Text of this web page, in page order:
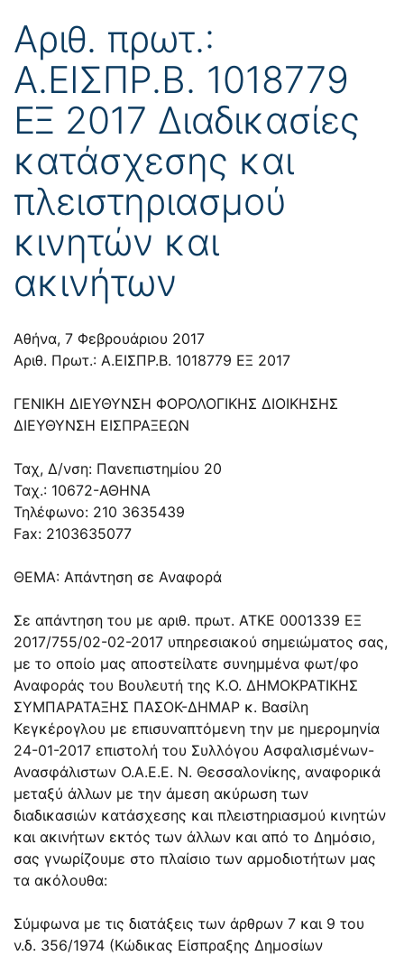
Αριθ. πρωτ.:
Α.ΕΙΣΠΡ.Β. 1018779
ΕΞ 2017 Διαδικασίες
κατάσχεσης και
πλειστηριασμού
κινητών και
ακινήτων
Αθήνα, 7 Φεβρουάριου 2017
Αριθ. Πρωτ.: Α.ΕΙΣΠΡ.Β. 1018779 ΕΞ 2017
ΓΕΝΙΚΗ ΔΙΕΥΘΥΝΣΗ ΦΟΡΟΛΟΓΙΚΗΣ ΔΙΟΙΚΗΣΗΣ
ΔΙΕΥΘΥΝΣΗ ΕΙΣΠΡΑΞΕΩΝ
Ταχ, Δ/νση: Πανεπιστημίου 20
Ταχ.: 10672-ΑΘΗΝΑ
Τηλέφωνο: 210 3635439
Fax: 2103635077
ΘΕΜΑ: Απάντηση σε Αναφορά
Σε απάντηση του με αριθ. πρωτ. ΑΤΚΕ 0001339 ΕΞ
2017/755/02-02-2017 υπηρεσιακού σημειώματος σας,
με το οποίο μας αποστείλατε συνημμένα φωτ/φο
Αναφοράς του Βουλευτή της Κ.Ο. ΔΗΜΟΚΡΑΤΙΚΗΣ
ΣΥΜΠΑΡΑΤΑΞΗΣ ΠΑΣΟΚ-ΔΗΜΑΡ κ. Βασίλη
Κεγκέρογλου με επισυναπτόμενη την με ημερομηνία
24-01-2017 επιστολή του Συλλόγου Ασφαλισμένων-
Ανασφάλιστων Ο.Α.Ε.Ε. Ν. Θεσσαλονίκης, αναφορικά
μεταξύ άλλων με την άμεση ακύρωση των
διαδικασιών κατάσχεσης και πλειστηριασμού κινητών
και ακινήτων εκτός των άλλων και από το Δημόσιο,
σας γνωρίζουμε στο πλαίσιο των αρμοδιοτήτων μας
τα ακόλουθα:
Σύμφωνα με τις διατάξεις των άρθρων 7 και 9 του
ν.δ. 356/1974 (Κώδικας Είσπραξης Δημοσίων